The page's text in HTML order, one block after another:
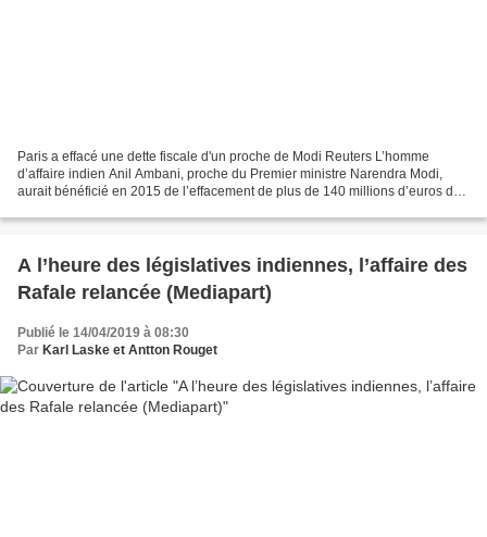
Paris a effacé une dette fiscale d'un proche de Modi Reuters L’homme
d’affaire indien Anil Ambani, proche du Premier ministre Narendra Modi,
aurait bénéficié en 2015 de l’effacement de plus de 140 millions d’euros de
A l’heure des législatives indiennes, l’affaire des
Rafale relancée (Mediapart)
Publié le 14/04/2019 à 08:30
Par Karl Laske et Antton Rouget